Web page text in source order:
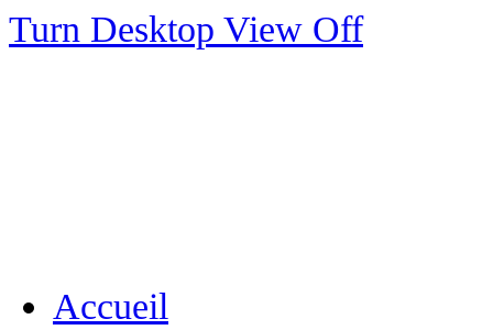
Turn Desktop View Off
Accueil